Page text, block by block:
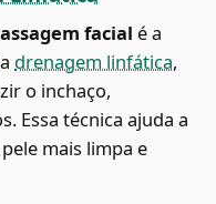
facial é a
drenagem linfática,
o inchaço,
Essa técnica ajuda a
mais limpa e